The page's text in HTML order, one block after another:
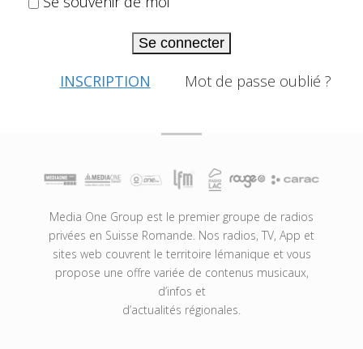
Se connecter
INSCRIPTION Mot de passe oublié ?
Media One Group est le premier groupe de radios
privées en Suisse Romande. Nos radios, TV, App et
sites web couvrent le territoire lémanique et vous
propose une offre variée de contenus musicaux,
d’infos et
d’actualités régionales.